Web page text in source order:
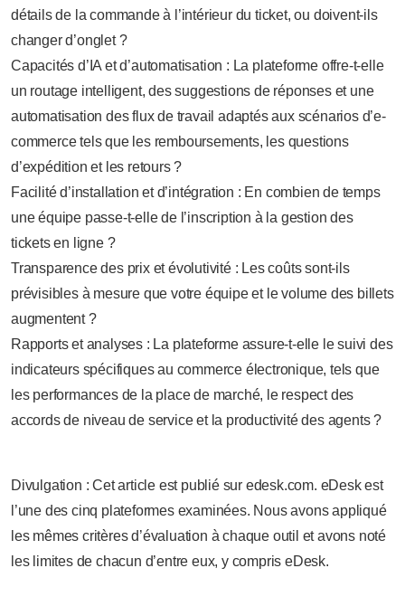
détails de la commande à l’intérieur du ticket, ou doivent-ils
changer d’onglet ?
Capacités d’IA et d’automatisation : La plateforme offre-t-elle
un routage intelligent, des suggestions de réponses et une
automatisation des flux de travail adaptés aux scénarios d’e-
commerce tels que les remboursements, les questions
d’expédition et les retours ?
Facilité d’installation et d’intégration : En combien de temps
une équipe passe-t-elle de l’inscription à la gestion des
tickets en ligne ?
Transparence des prix et évolutivité : Les coûts sont-ils
prévisibles à mesure que votre équipe et le volume des billets
augmentent ?
Rapports et analyses : La plateforme assure-t-elle le suivi des
indicateurs spécifiques au commerce électronique, tels que
les performances de la place de marché, le respect des
accords de niveau de service et la productivité des agents ?
Divulgation : Cet article est publié sur edesk.com. eDesk est
l’une des cinq plateformes examinées. Nous avons appliqué
les mêmes critères d’évaluation à chaque outil et avons noté
les limites de chacun d’entre eux, y compris eDesk.